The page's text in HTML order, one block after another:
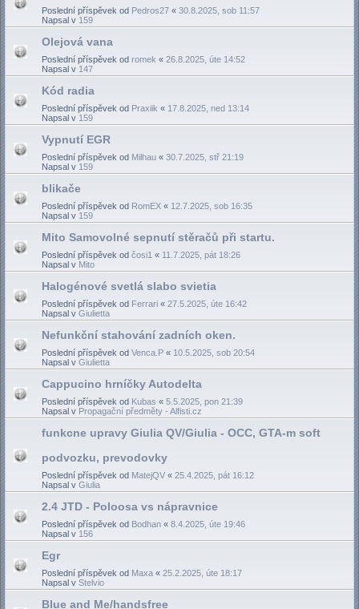
Poslední příspěvek od Pedros27 « 30.8.2025, sob 11:57
Napsal v 159
Olejová vana
Poslední příspěvek od romek « 26.8.2025, úte 14:52
Napsal v 147
Kód radia
Poslední příspěvek od Praxiik « 17.8.2025, ned 13:14
Napsal v 159
Vypnutí EGR
Poslední příspěvek od Milhau « 30.7.2025, stř 21:19
Napsal v 159
blikače
Poslední příspěvek od RomEX « 12.7.2025, sob 16:35
Napsal v 159
Mito Samovolné sepnutí stěračů při startu.
Poslední příspěvek od čosi1 « 11.7.2025, pát 18:26
Napsal v Mito
Halogénové svetlá slabo svietia
Poslední příspěvek od Ferrari « 27.5.2025, úte 16:42
Napsal v Giulietta
Nefunkční stahování zadních oken.
Poslední příspěvek od Venca.P « 10.5.2025, sob 20:54
Napsal v Giulietta
Cappucino hrníčky Autodelta
Poslední příspěvek od Kubas « 5.5.2025, pon 21:39
Napsal v Propagační předměty - Alfisti.cz
funkcne upravy Giulia QV/Giulia - OCC, GTA-m soft
podvozku, prevodovky
Poslední příspěvek od MatejQV « 25.4.2025, pát 16:12
Napsal v Giulia
2.4 JTD - Poloosa vs nápravnice
Poslední příspěvek od Bodhan « 8.4.2025, úte 19:46
Napsal v 156
Egr
Poslední příspěvek od Maxa « 25.2.2025, úte 18:17
Napsal v Stelvio
Blue and Me/handsfree